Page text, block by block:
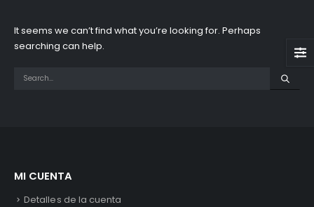
It seems we can’t find what you’re looking for. Perhaps
searching can help.
MI CUENTA
Detalles de la cuenta